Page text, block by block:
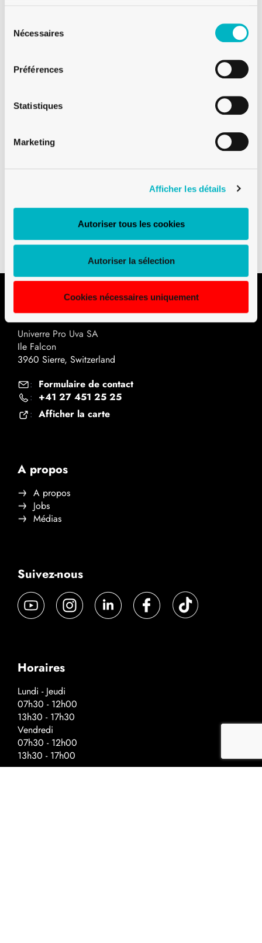
Nécessaires
Préférences
Statistiques
Marketing
Afficher les détails
Autoriser tous les cookies
Autoriser la sélection
Cookies nécessaires uniquement
Paletisation
Sur demande
Plan technique PDF
Contact
Univerre Pro Uva SA
Ile Falcon
3960 Sierre, Switzerland
: Formulaire de contact
: +41 27 451 25 25
: Afficher la carte
A propos
A propos
Jobs
Médias
Suivez-nous
Horaires
Lundi - Jeudi
07h30 - 12h00
13h30 - 17h30
Vendredi
07h30 - 12h00
13h30 - 17h00